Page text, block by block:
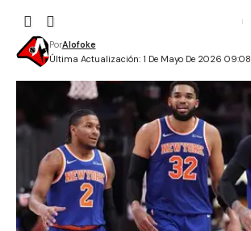
Última Actualización: 1 De Mayo De 2026 09:08
PorAlofoke